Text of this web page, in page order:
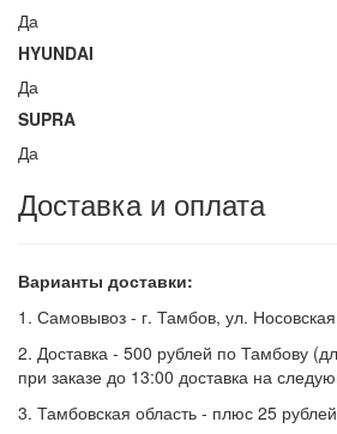
Да
HYUNDAI
Да
SUPRA
Да
Доставка и оплата
Варианты доставки:
1. Самовывоз - г. Тамбов, ул.
2. Доставка - 500 рублей по Тамбову
при заказе до 13:00 доставка на
3. Тамбовская область - плюс 25